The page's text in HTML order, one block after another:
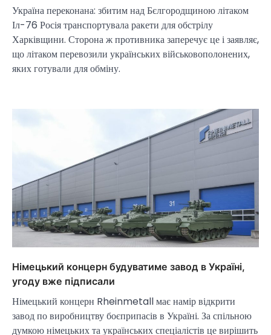
Україна переконана: збитим над Бєлгородщиною літаком
Іл-76 Росія транспортувала ракети для обстрілу
Харківщини. Сторона ж противника заперечує це і заявляє,
що літаком перевозили українських військовополонених,
яких готували для обміну.
Німецький концерн будуватиме завод в Україні,
угоду вже підписали
Німецький концерн Rheinmetall має намір відкрити
завод по виробництву боєприпасів в Україні. За спільною
думкою німецьких та українських спеціалістів це вирішить